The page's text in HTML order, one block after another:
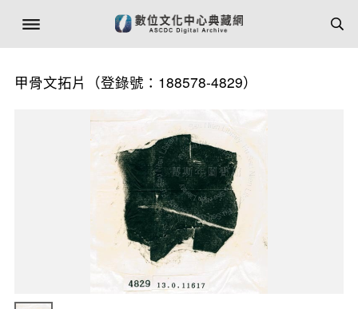
甲骨文拓片（登錄號：188578-4829）